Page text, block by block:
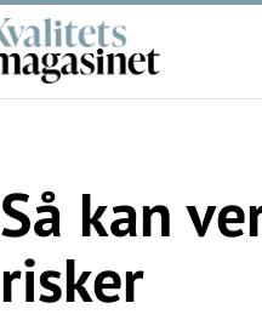
Så kan
risker